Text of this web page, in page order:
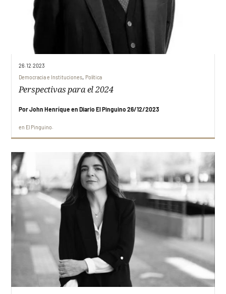
26.12.2023
Democracia e Instituciones, Política
Perspectivas para el 2024
Por John Henríque en Diario El Pinguino 26/12/2023
en El Pinguino